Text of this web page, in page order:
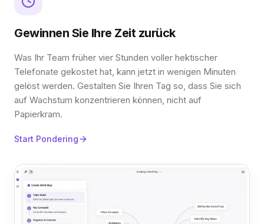
Gewinnen Sie Ihre Zeit zurück
Was Ihr Team früher vier Stunden voller hektischer
Telefonate gekostet hat, kann jetzt in wenigen Minuten
gelöst werden. Gestalten Sie Ihren Tag so, dass Sie sich
auf Wachstum konzentrieren können, nicht auf
Papierkram.
Start Pondering